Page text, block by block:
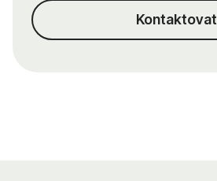
Kontaktovat